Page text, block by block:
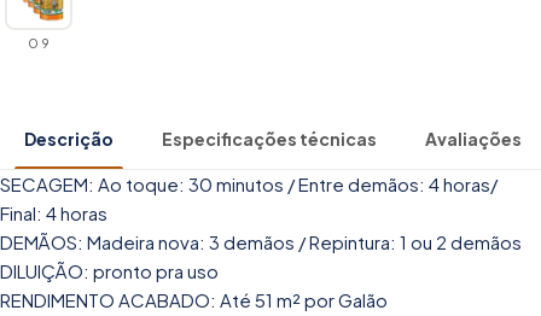
0 9
Descrição Especificações técnicas Avaliações
SECAGEM: Ao toque: 30 minutos / Entre demãos: 4 horas/
Final: 4 horas
DEMÃOS: Madeira nova: 3 demãos / Repintura: 1 ou 2 demãos
DILUIÇÃO: pronto pra uso
RENDIMENTO ACABADO: Até 51 m² por Galão